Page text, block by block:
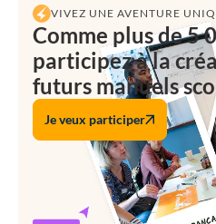
VIVEZ UNE AVENTURE
Comme plus de 5
participez à la
futurs manuels
Je veux participer